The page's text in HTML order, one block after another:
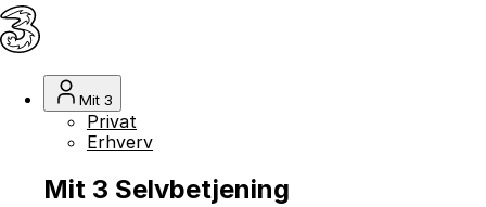
Mit 3
Privat
Erhverv
Mit 3 Selvbetjening